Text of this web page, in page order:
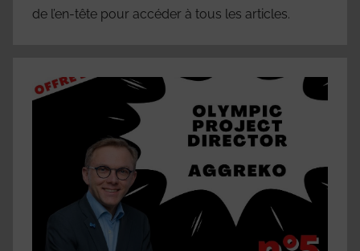
de l’en-tête pour accéder à tous les articles.